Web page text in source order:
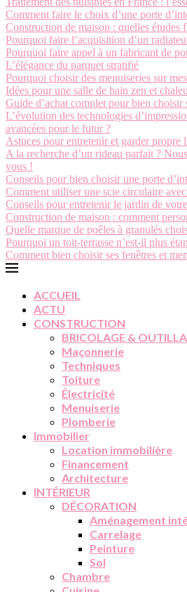
Comment faire le choix d’une porte
Construction de maison : quelles études
Pourquoi faire l’acquisition d’un
Pourquoi faire appel à un fabricant de
L’élégance du parquet stratifié
Pourquoi choisir des menuiseries sur
Idées pour une salle de bain zen et
Guide d’achat complet pour bien choisir
L’évolution des technologies
avancées pour le futur ?
Astuces pour entretenir et garder propre
A la recherche d’un rideau parfait ?
vous !
Conseils pour bien choisir une porte
Comment utiliser une scie circulaire
Conseils pour entretenir le jardin de
Construction de maison : comment
Quelle marque de poêles à granulés
Pourquoi un toit-terrasse n’est-il plus
Comment bien choisir ses fenêtres et
ACCUEIL
ACTU
CONSTRUCTION
BRICOLAGE &
Maçonnerie
Techniques
Toiture
Électricité
Menuiserie
Plomberie
Immobilier
Location immobilière
Financement
Architecture
INTÉRIEUR
DÉCORATION
Aménagement
Carrelage
Peinture
Sol
Chambre